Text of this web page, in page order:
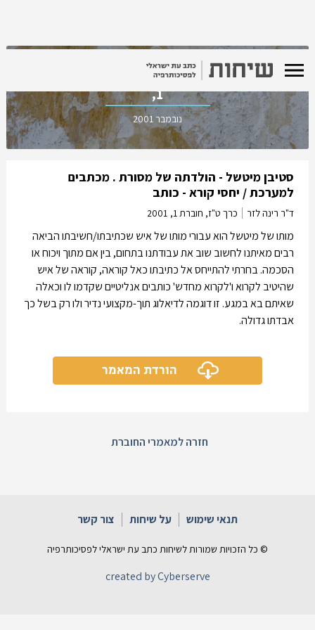
כרך ט"ז, חוברת
1,
נובמבר 2001
סטיבן מיטשל - הולדתה של מסורת . מכתבים
למערכת / יחסי קורא - כותב
ד"ר רינה לזר כרך ט"ז, חוברת 1, 2001
מותו של מיטשל הוא עבורי מותו של איש שכתיבתו/חשיבתו הביאה
רבים מאיתנו לחשוב שוב את עבודתנו בתחום, בין אם מתוך ויכוח או
הסכמה. בחרתי להתייחס אל כתיבתו כאל קוראה, קוראה של איש
שהיטיב לקרוא ו'לקרוא מחדש' כותבים אנליטיים שקדמו לו וכאלה
שאיתם בא במגע. זו דוגמה לדיאלוג תוך-מקצועי נדיר ולו רק בשל כך
אבדתו גדולה.
הורדת המאמר
חזרה למאמרי החוברת
תנאי שימוש על שיחות צור קשר
© כל הזכויות שמורות לשיחות כתב עת ישראלי לפסיכותרפיה
created by Cyberserve